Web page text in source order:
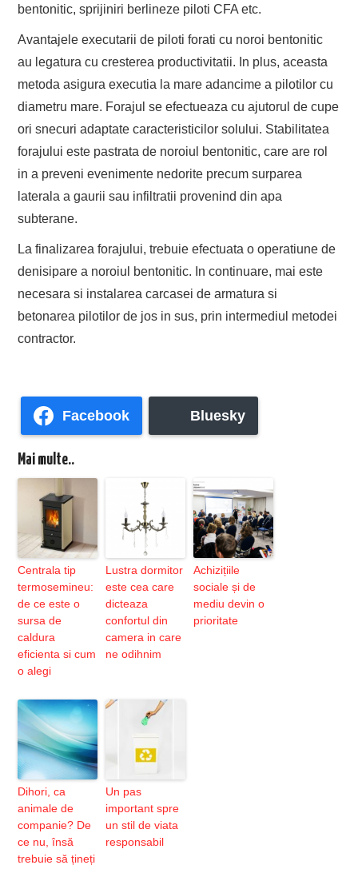
bentonitic, sprijiniri berlineze piloti CFA etc.
Avantajele executarii de piloti forati cu noroi bentonitic
au legatura cu cresterea productivitatii. In plus, aceasta
metoda asigura executia la mare adancime a pilotilor cu
diametru mare. Forajul se efectueaza cu ajutorul de cupe
ori snecuri adaptate caracteristicilor solului. Stabilitatea
forajului este pastrata de noroiul bentonitic, care are rol
in a preveni evenimente nedorite precum surparea
laterala a gaurii sau infiltratii provenind din apa
subterane.
La finalizarea forajului, trebuie efectuata o operatiune de
denisipare a noroiul bentonitic. In continuare, mai este
necesara si instalarea carcasei de armatura si
betonarea pilotilor de jos in sus, prin intermediul metodei
contractor.
Facebook Bluesky
Mai multe..
Centrala tip
termosemineu:
de ce este o
sursa de
caldura
eficienta si cum
o alegi
Lustra dormitor
este cea care
dicteaza
confortul din
camera in care
ne odihnim
Achizițiile
sociale și de
mediu devin o
prioritate
Dihori, ca
animale de
companie? De
ce nu, însă
trebuie să țineți
Un pas
important spre
un stil de viata
responsabil